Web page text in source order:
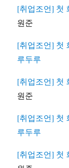
[취업조언] 첫
원준
[취업조언] 첫
루두루
[취업조언] 첫
원준
[취업조언] 첫
루두루
[취업조언] 첫